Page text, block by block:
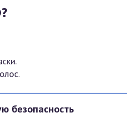
безопасность